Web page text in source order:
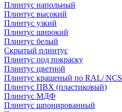
Плинтус напольный
Плинтус высокий
Плинтус узкий
Плинтус широкий
Плинтус белый
Скрытый плинтус
Плинтус под покраску
Плинтус цветной
Плинтус крашеный по RAL/ NCS
Плинтус ПВХ (пластиковый)
Плинтус МДФ
Плинтус шпонированный